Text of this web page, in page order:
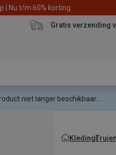
| Nu t/m 60% korting
Gratis verzending
niet langer beschikbaar....
Kleding